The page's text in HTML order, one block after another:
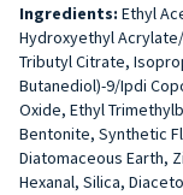
Ingredients: Ethyl
Hydroxyethyl
Tributyl Citrate,
Butanediol)-9/Ipdi
Oxide, Ethyl
Bentonite, Synthetic
Diatomaceous Earth,
Hexanal, Silica,